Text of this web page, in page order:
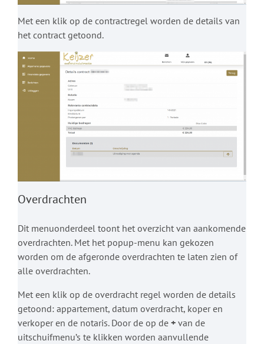
Met een klik op de contractregel worden de details van
het contract getoond.
Overdrachten
Dit menuonderdeel toont het overzicht van aankomende
overdrachten. Met het popup-menu kan gekozen
worden om de afgeronde overdrachten te laten zien of
alle overdrachten.
Met een klik op de overdracht regel worden de details
getoond: appartement, datum overdracht, koper en
verkoper en de notaris. Door de op de + van de
uitschuifmenu’s te klikken worden aanvullende